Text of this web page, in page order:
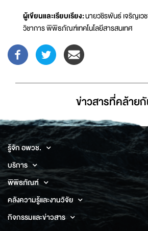
ผู้เขียนและเรียบเรียง:นายวชิรพันธ์ เจริญเว
วิชาการ พิพิธภัณฑ์เทคโนโลยีสารสนเทศ
ข่าวสารที่่คล้าย
รู้จัก อพวช.
บริการ
พิพิธภัณฑ์
คลังความรู้และงานวิจัย
กิจกรรมและข่าวสาร